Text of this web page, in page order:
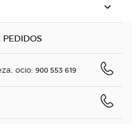
PEDIDOS
ocio: 900 553 619